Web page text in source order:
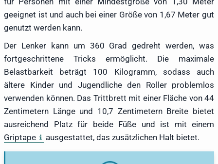
geeignet ist und auch bei einer Größe von 1,67 Meter gut
genutzt werden kann.
Der Lenker kann um 360 Grad gedreht werden, was
fortgeschrittene Tricks ermöglicht. Die maximale
Belastbarkeit beträgt 100 Kilogramm, sodass auch
ältere Kinder und Jugendliche den Roller problemlos
verwenden können. Das Trittbrett mit einer Fläche von 44
Zentimetern Länge und 10,7 Zentimetern Breite bietet
ausreichend Platz für beide Füße und ist mit einem
Griptape
ausgestattet, das zusätzlichen Halt bietet.